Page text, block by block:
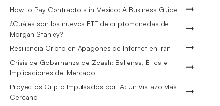
How to Pay Contractors in Mexico: A Business Guide
¿Cuáles son los nuevos ETF de criptomonedas de
Morgan Stanley?
Resiliencia Cripto en Apagones de Internet en Irán
Crisis de Gobernanza de Zcash: Ballenas, Ética e
Implicaciones del Mercado
Proyectos Cripto Impulsados por IA: Un Vistazo Más
Cercano